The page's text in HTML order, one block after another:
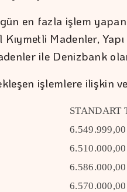
en fazla işlem
Madenler,
ile Denizbank
işlemlere ilişkin
STANDART
6.549.999,00
6.510.000,00
6.586.000,00
6.570.000,00